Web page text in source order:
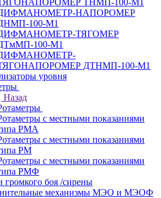
ТНМП-100-М1
НАПОРОМЕР
100-М1
ТЯГОМЕР
100-М1
ДТНМП-100-М1
уровня
Назад
с местными показаниями
РМА
с местными показаниями
РМ
с местными показаниями
РМФ
громкого боя /сирены
механизмы МЭО и МЭОФ